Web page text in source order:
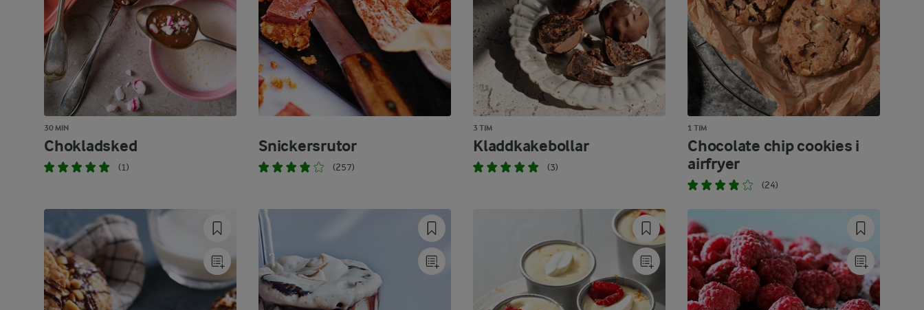
30 MIN
Chokladsked
(1)
Snickersrutor
(257)
3 TIM
Kladdkakebollar
(3)
1 TIM
Chocolate chip cookies i
airfryer
(24)